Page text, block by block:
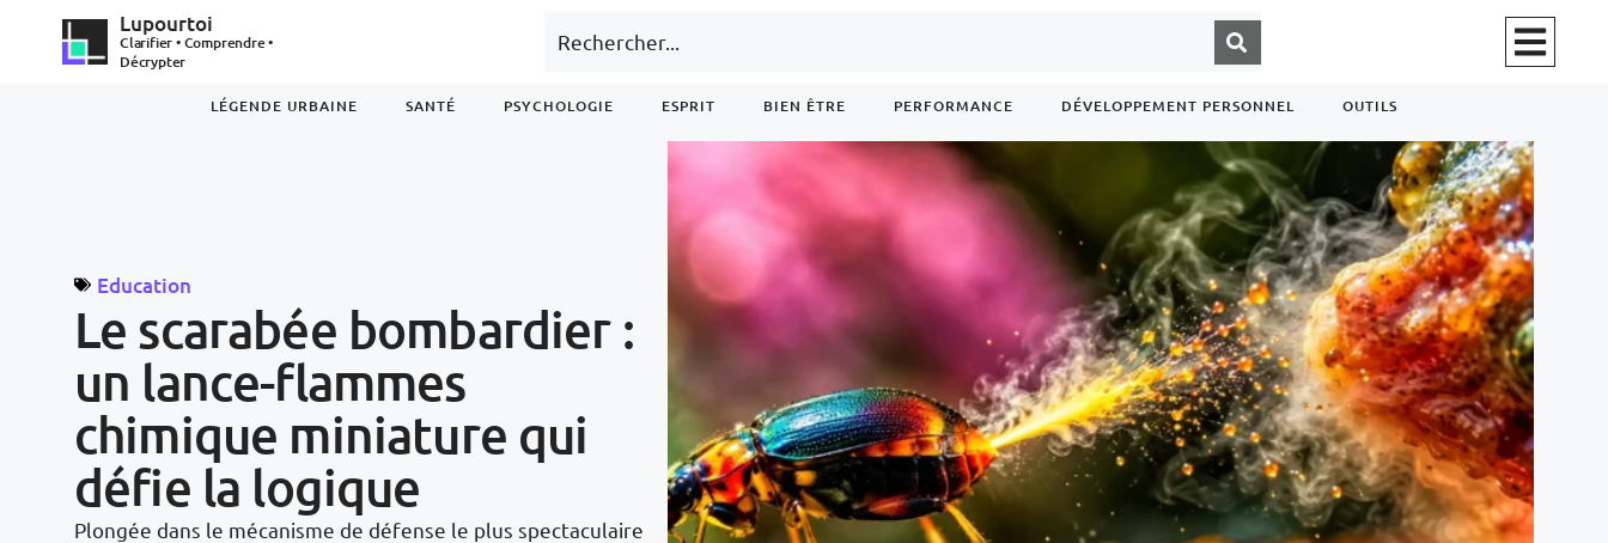
Lupourtoi
Clarifier • Comprendre •
Décrypter
LÉGENDE URBAINE SANTÉ PSYCHOLOGIE ESPRIT BIEN ÊTRE PERFORMANCE DÉVELOPPEMENT PERSONNEL OUTILS
Le scarabée bombardier :
un lance-flammes
chimique miniature qui
défie la logique
Education
Plongée dans le mécanisme de défense le plus spectaculaire